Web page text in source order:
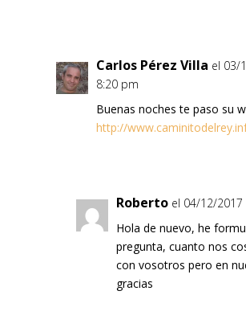
Carlos Pérez Villa el 03/
8:20 pm
Buenas noches te paso su
http://
Roberto el 04/12/
Hola de nuevo, he
pregunta, cuanto nos
con vosotros pero en
gracias